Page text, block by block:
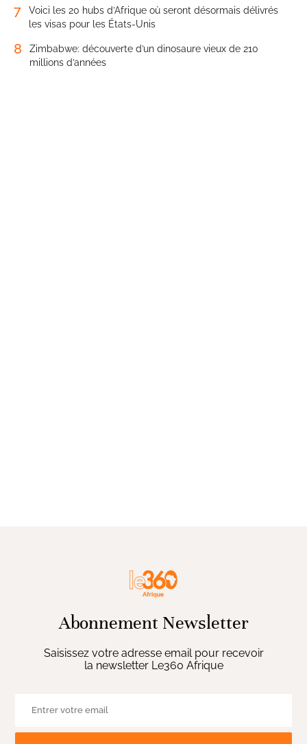
7
Voici les 20 hubs d’Afrique où seront désormais délivrés
les visas pour les États-Unis
8
Zimbabwe: découverte d’un dinosaure vieux de 210
millions d’années
Abonnement Newsletter
Saisissez votre adresse email pour recevoir
la newsletter Le360 Afrique